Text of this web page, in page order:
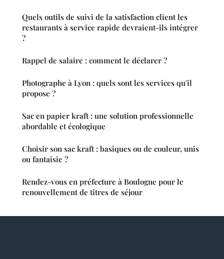
Quels outils de suivi de la satisfaction client les
restaurants à service rapide devraient-ils intégrer
?
Rappel de salaire : comment le déclarer ?
Photographe à Lyon : quels sont les services qu'il
propose ?
Sac en papier kraft : une solution professionnelle
abordable et écologique
Choisir son sac kraft : basiques ou de couleur, unis
ou fantaisie ?
Rendez-vous en préfecture à Boulogne pour le
renouvellement de titres de séjour